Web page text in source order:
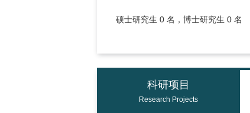
硕士研究生 0 名，博士研究生 0 名
科研项目
Research Projects